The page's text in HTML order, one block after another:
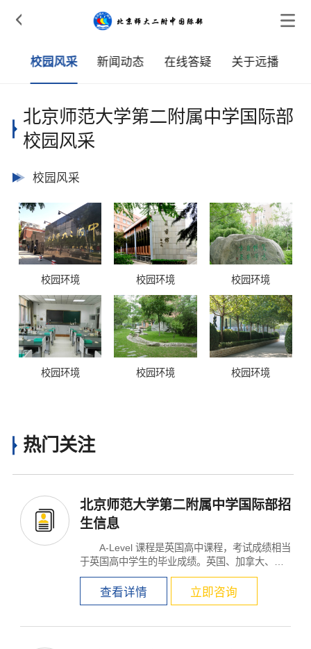

校园风采 新闻动态 在线答疑 关于远播
北京师范大学第二附属中学国际部
校园风采
校园风采
校园环境 校园环境 校园环境
校园环境 校园环境 校园环境
热门关注
北京师范大学第二附属中学国际部招
生信息
A-Level 课程是英国高中课程，考试成绩相当
于英国高中学生的毕业成绩。英国、加拿大、澳
大利亚、新...
查看详情 立即咨询